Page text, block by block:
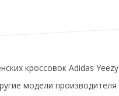
кроссовок Adidas Yeezy
модели производителя